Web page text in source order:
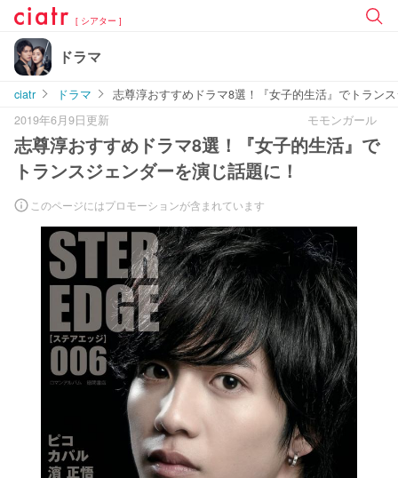
[ シアター ]
ドラマ
ciatr ドラマ
志尊淳おすすめドラマ8選！『女子的生活』でトラン
2019年6月9日更新
モモンガール
志尊淳おすすめドラマ8選！『女子的生活』で
トランスジェンダーを演じ話題に！
このページにはプロモーションが含まれています